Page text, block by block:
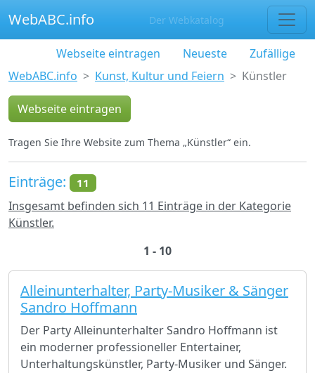
WebABC.info Der Webkatalog
Webseite eintragen Neueste
Zufällige
WebABC.info
Kunst, Kultur und Feiern Künstler
Webseite eintragen
Tragen Sie Ihre Website zum Thema „Künstler“ ein.
Einträge: 11
Insgesamt befinden sich 11 Einträge in der Kategorie
Künstler.
1 - 10
Alleinunterhalter, Party-Musiker & Sänger
Sandro Hoffmann
Der Party Alleinunterhalter Sandro Hoffmann ist
ein moderner professioneller Entertainer,
Unterhaltungskünstler, Party-Musiker und Sänger.